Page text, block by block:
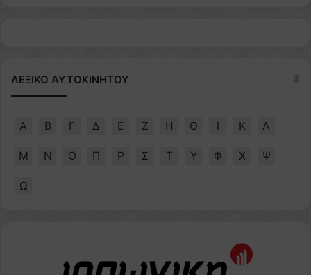
ΛΕΞΙΚΟ ΑΥΤΟΚΙΝΗΤΟΥ
Α Β Γ Δ Ε Ζ Η Θ Ι Κ Λ
Μ Ν Ο Π Ρ Σ Τ Υ Φ Χ Ψ
Ω